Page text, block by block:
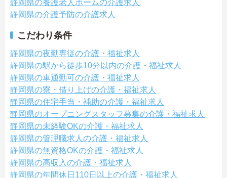
静岡県の養護老人ホームの介護求人
静岡県の介護予防の介護求人
こだわり条件
静岡県の夜勤専従の介護・福祉求人
静岡県の駅から徒歩10分以内の介護・福祉求人
静岡県の車通勤可の介護・福祉求人
静岡県の寮・借り上げの介護・福祉求人
静岡県の住宅手当・補助の介護・福祉求人
静岡県のオープニングスタッフ募集の介護・福祉求人
静岡県の未経験OKの介護・福祉求人
静岡県の管理職求人の介護・福祉求人
静岡県の無資格OKの介護・福祉求人
静岡県の高収入の介護・福祉求人
静岡県の年間休日110日以上の介護・福祉求人